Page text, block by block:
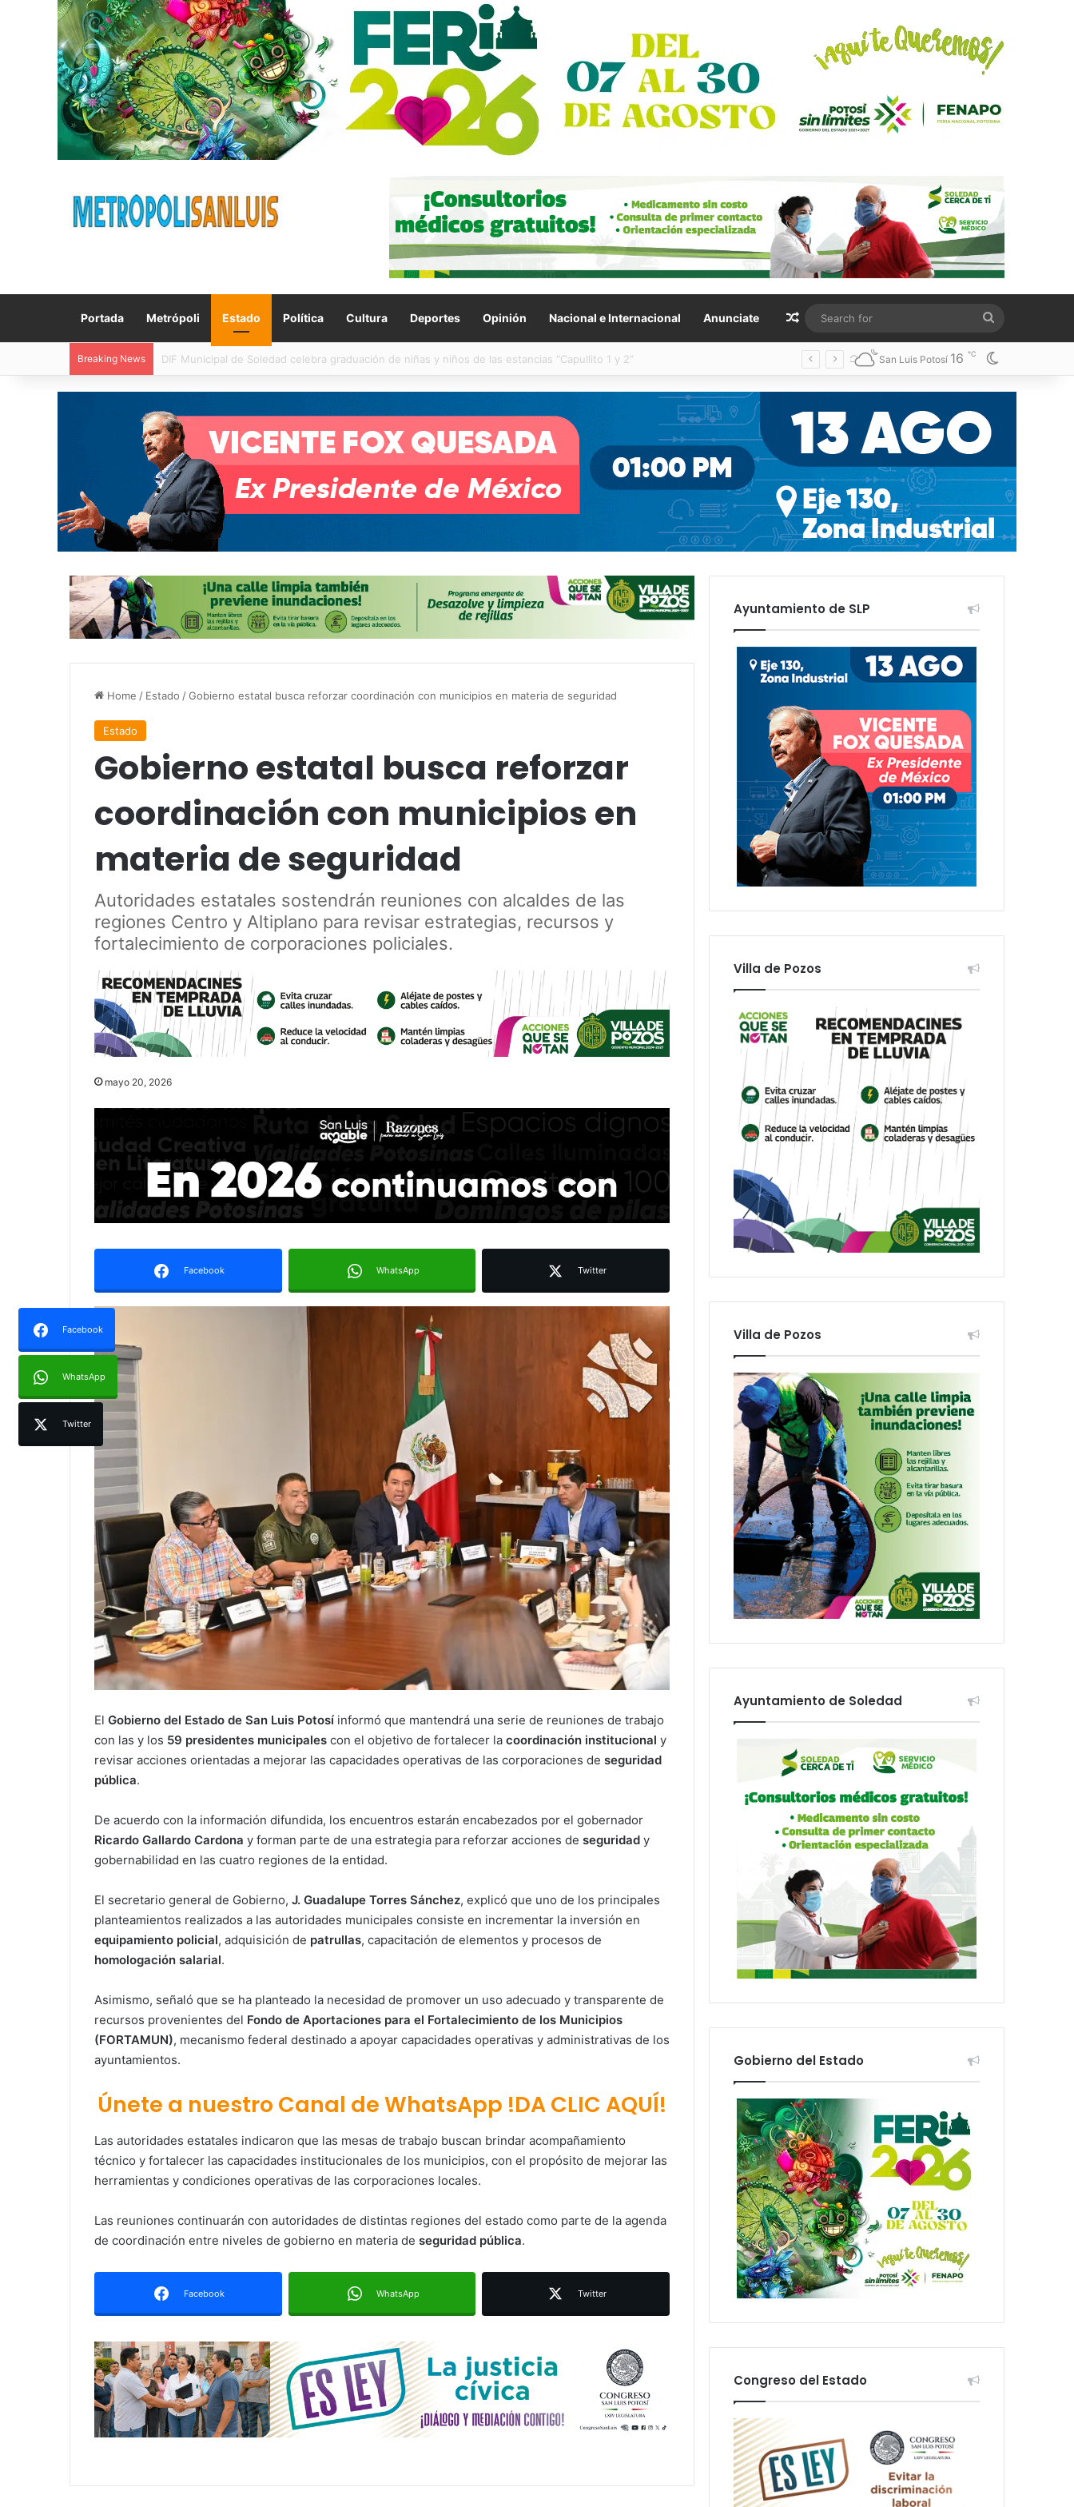
Portada Metrópoli Estado Política Cultura Deportes Opinión Nacional e Internacional Anunciate Random Article
for
Breaking News Juan Manuel Navarro prepara Segundo Informe de Resultados del Ayuntamiento de Soledad San Luis Potosí 16 ℃
Home / Estado /Gobierno estatal busca reforzar coordinación con municipios en materia de seguridad
Estado
Gobierno estatal busca reforzar
coordinación con municipios en
materia de seguridad
Autoridades estatales sostendrán reuniones con alcaldes de las
regiones Centro y Altiplano para revisar estrategias, recursos y
fortalecimiento de corporaciones policiales.
mayo 20, 2026
Facebook WhatsApp Twitter
Facebook
WhatsApp
Twitter
El Gobierno del Estado de San Luis Potosí informó que mantendrá una serie de reuniones de trabajo
con las y los 59 presidentes municipales con el objetivo de fortalecer la coordinación institucional y
revisar acciones orientadas a mejorar las capacidades operativas de las corporaciones de seguridad
pública.
De acuerdo con la información difundida, los encuentros estarán encabezados por el gobernador
Ricardo Gallardo Cardona y forman parte de una estrategia para reforzar acciones de seguridad y
gobernabilidad en las cuatro regiones de la entidad.
El secretario general de Gobierno, J. Guadalupe Torres Sánchez, explicó que uno de los principales
planteamientos realizados a las autoridades municipales consiste en incrementar la inversión en
equipamiento policial, adquisición de patrullas, capacitación de elementos y procesos de
homologación salarial.
Asimismo, señaló que se ha planteado la necesidad de promover un uso adecuado y transparente de
recursos provenientes del Fondo de Aportaciones para el Fortalecimiento de los Municipios
(FORTAMUN), mecanismo federal destinado a apoyar capacidades operativas y administrativas de los
ayuntamientos.
Únete a nuestro Canal de WhatsApp !DA CLIC AQUÍ!
Las autoridades estatales indicaron que las mesas de trabajo buscan brindar acompañamiento
técnico y fortalecer las capacidades institucionales de los municipios, con el propósito de mejorar las
herramientas y condiciones operativas de las corporaciones locales.
Las reuniones continuarán con autoridades de distintas regiones del estado como parte de la agenda
de coordinación entre niveles de gobierno en materia de seguridad pública.
Facebook WhatsApp Twitter
DIF Municipal de Soledad celebra
graduación de niñas y niños de las
Juan Manuel Navarro prepara
Ayuntamiento de Soledad
Vialidades Potosinas 2.0 suma 36
Concluye Campamento Municipal
Inclusivo de Verano 2026 con 155
participantes
policías con presuntas actividades
Ayuntamiento de SLP
Villa de Pozos
Villa de Pozos
Ayuntamiento de Soledad
Gobierno del Estado
Congreso del Estado